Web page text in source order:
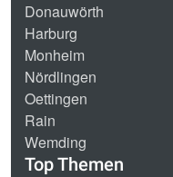
Donauwörth
Harburg
Monheim
Nördlingen
Oettingen
Rain
Wemding
Top Themen